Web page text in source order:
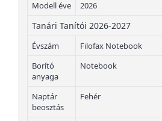
Modell éve
2026
Tanári Tanítói 2026-2027
Évszám
Filofax Notebook
Borító
anyaga
Notebook
Naptár
beosztás
Fehér